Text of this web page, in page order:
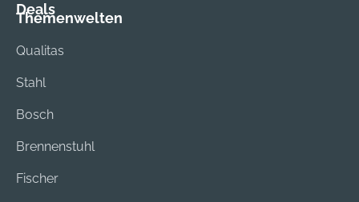
Deals
Themenwelten
Qualitas
Stahl
Bosch
Brennenstuhl
Fischer